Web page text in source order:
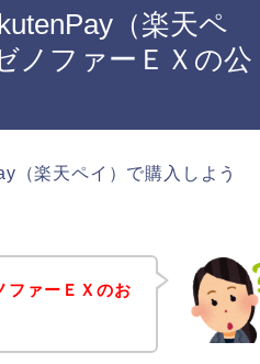
（楽天ペ
ノファーＥＸの公
（楽天ペイ）で購入しよう
ファーＥＸのお